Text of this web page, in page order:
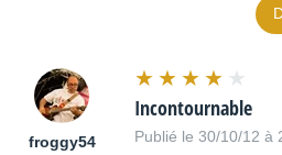
froggy54
Incontournable
Publié le 30/10/12 à